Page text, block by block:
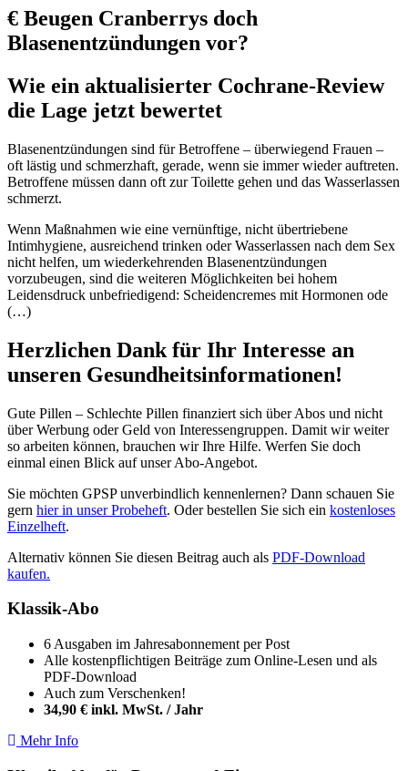
€ Beugen Cranberrys doch
Blasenentzündungen vor?
Wie ein aktualisierter Cochrane-Review
die Lage jetzt bewertet
Blasenentzündungen sind für Betroffene – überwiegend Frauen –
oft lästig und schmerzhaft, gerade, wenn sie immer wieder auftreten.
Betroffene müssen dann oft zur Toilette gehen und das Wasserlassen
schmerzt.
Wenn Maßnahmen wie eine vernünftige, nicht übertriebene
Intimhygiene, ausreichend trinken oder Wasserlassen nach dem Sex
nicht helfen, um wiederkehrenden Blasenentzündungen
vorzubeugen, sind die weiteren Möglichkeiten bei hohem
Leidensdruck unbefriedigend: Scheidencremes mit Hormonen ode
(…)
Herzlichen Dank für Ihr Interesse an
unseren Gesundheitsinformationen!
Gute Pillen – Schlechte Pillen finanziert sich über Abos und nicht
über Werbung oder Geld von Interessengruppen. Damit wir weiter
so arbeiten können, brauchen wir Ihre Hilfe. Werfen Sie doch
einmal einen Blick auf unser Abo-Angebot.
Sie möchten GPSP unverbindlich kennenlernen? Dann schauen Sie
gern hier in unser Probeheft. Oder bestellen Sie sich ein kostenloses
Einzelheft.
Alternativ können Sie diesen Beitrag auch als PDF-Download
kaufen.
Klassik-Abo
6 Ausgaben im Jahresabonnement per Post
Alle kostenpflichtigen Beiträge zum Online-Lesen und als
PDF-Download
Auch zum Verschenken!
34,90 € inkl. MwSt. / Jahr
Mehr Info